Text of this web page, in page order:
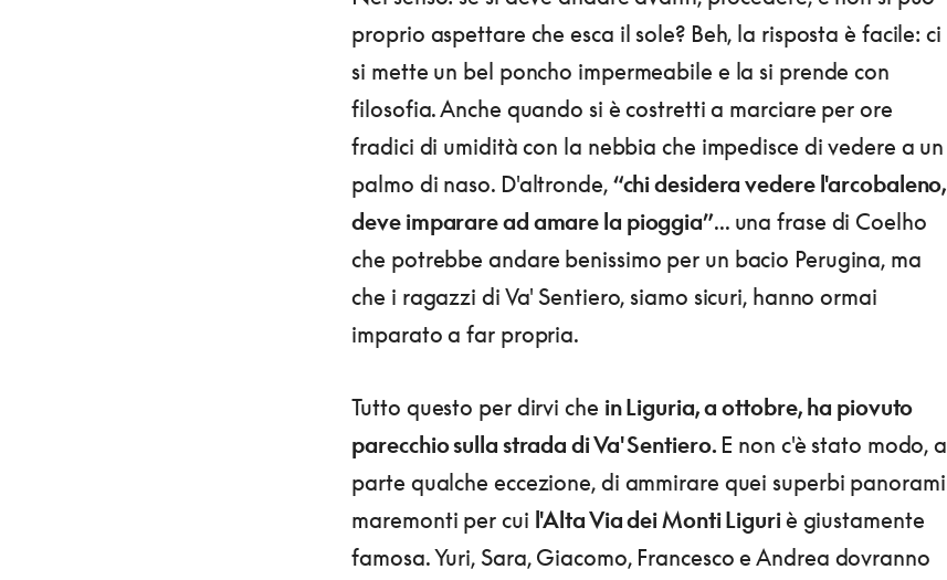
proprio aspettare che esca il sole? Beh, la risposta è facile: ci
si mette un bel poncho impermeabile e la si prende con
filosofia. Anche quando si è costretti a marciare per ore
fradici di umidità con la nebbia che impedisce di vedere a un
palmo di naso. D'altronde, “chi desidera vedere l'arcobaleno,
deve imparare ad amare la pioggia”... una frase di Coelho
che potrebbe andare benissimo per un bacio Perugina, ma
che i ragazzi di Va' Sentiero, siamo sicuri, hanno ormai
imparato a far propria.
Tutto questo per dirvi che in Liguria, a ottobre, ha piovuto
parecchio sulla strada di Va' Sentiero. E non c'è stato modo, a
parte qualche eccezione, di ammirare quei superbi panorami
maremonti per cui l'Alta Via dei Monti Liguriè giustamente
famosa. Yuri, Sara, Giacomo, Francesco e Andrea dovranno